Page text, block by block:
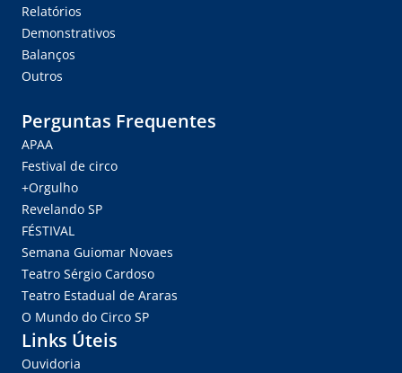
Relatórios
Demonstrativos
Balanços
Outros
Perguntas Frequentes
APAA
Festival de circo
+Orgulho
Revelando SP
FÉSTIVAL
Semana Guiomar Novaes
Teatro Sérgio Cardoso
Teatro Estadual de Araras
O Mundo do Circo SP
Links Úteis
Ouvidoria